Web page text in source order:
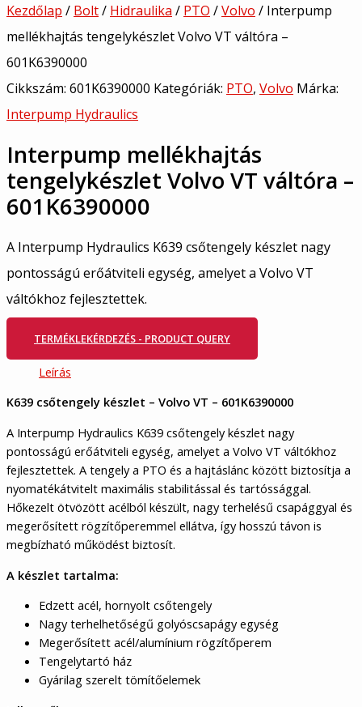
Kezdőlap / Bolt/ Hidraulika / PTO /Volvo / Interpump
mellékhajtás tengelykészlet Volvo VT váltóra –
601K6390000
Cikkszám: 601K6390000 Kategóriák: PTO, Volvo Márka:
Interpump Hydraulics
Interpump mellékhajtás
tengelykészlet Volvo VT váltóra –
601K6390000
A Interpump Hydraulics K639 csőtengely készlet nagy
pontosságú erőátviteli egység, amelyet a Volvo VT
váltókhoz fejlesztettek.
TERMÉKLEKÉRDEZÉS - PRODUCT QUERY
Leírás
K639 csőtengely készlet – Volvo VT – 601K6390000
A Interpump Hydraulics K639 csőtengely készlet nagy
pontosságú erőátviteli egység, amelyet a Volvo VT váltókhoz
fejlesztettek. A tengely a PTO és a hajtáslánc között biztosítja a
nyomatékátvitelt maximális stabilitással és tartóssággal.
Hőkezelt ötvözött acélból készült, nagy terhelésű csapággyal és
megerősített rögzítőperemmel ellátva, így hosszú távon is
megbízható működést biztosít.
A készlet tartalma:
Edzett acél, hornyolt csőtengely
Nagy terhelhetőségű golyóscsapágy egység
Megerősített acél/alumínium rögzítőperem
Tengelytartó ház
Gyárilag szerelt tömítőelemek